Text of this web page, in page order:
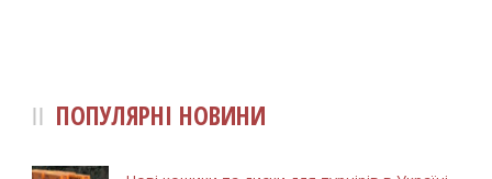
ПОПУЛЯРНІ НОВИНИ